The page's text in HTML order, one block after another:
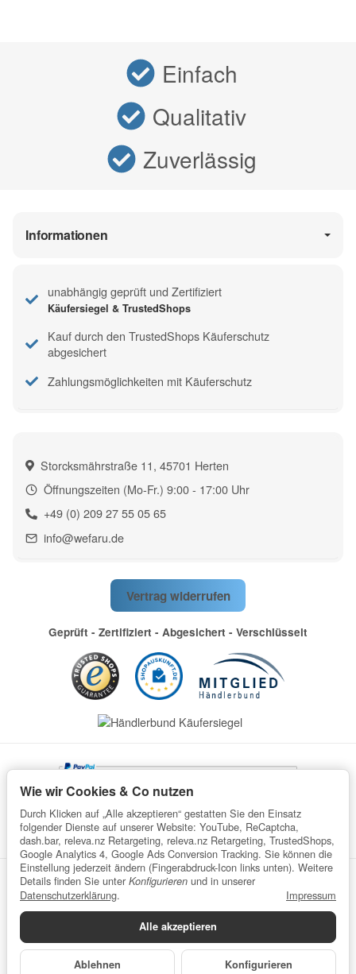
Einfach
Qualitativ
Zuverlässig
Storcksmährstraße 11, 45701 Herten
Öffnungszeiten (Mo-Fr.) 9:00 - 17:00 Uhr
+49 (0) 209 27 55 05 65
info@wefaru.de
Informationen
unabhängig geprüft und Zertifiziert
Käufersiegel & TrustedShops
Kauf durch den TrustedShops Käuferschutz
abgesichert
Zahlungsmöglichkeiten mit Käuferschutz
Vertrag widerrufen
Geprüft - Zertifiziert - Abgesichert - Verschlüsselt
Datenschutz AGB Impressum
Widerrufsrecht
Batteriegesetzhinweise
Verpackungshinweise
Datenschutzerklärung•Impressum
*Alle Preise inkl. gesetzlicher USt., zzgl.Versand
© wefaru
Wie wir Cookies & Co nutzen
Durch Klicken auf „Alle akzeptieren“ gestatten Sie den Einsatz
folgender Dienste auf unserer Website: YouTube, ReCaptcha,
dash.bar, releva.nz Retargeting, releva.nz Retargeting, TrustedShops,
Google Analytics 4, Google Ads Conversion Tracking. Sie können die
Einstellung jederzeit ändern (Fingerabdruck-Icon links unten). Weitere
Details finden Sie unter Konfigurieren und in unserer
Datenschutzerklärung. Impressum
Alle akzeptieren
Ablehnen Konfigurieren